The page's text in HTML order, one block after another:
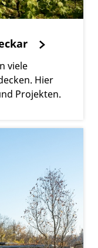
viele
Hier
Projekten.